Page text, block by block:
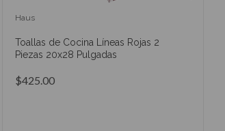
Haus
Toallas de Cocina Líneas Rojas 2
Piezas 20x28 Pulgadas
$425.00